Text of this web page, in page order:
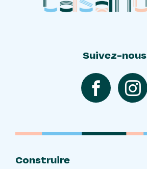
Suivez-nous
Construire